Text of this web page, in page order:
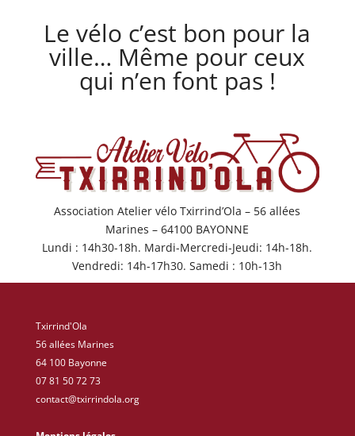
Le vélo c’est bon pour la
ville… Même pour ceux
qui n’en font pas !
Association Atelier vélo Txirrind’Ola – 56 allées
Marines – 64100 BAYONNE
Lundi : 14h30-18h. Mardi-Mercredi-Jeudi: 14h-18h.
Vendredi: 14h-17h30. Samedi : 10h-13h
Txirrind'Ola
56 allées Marines
64 100 Bayonne
07 81 50 72 73
contact@txirrindola.org